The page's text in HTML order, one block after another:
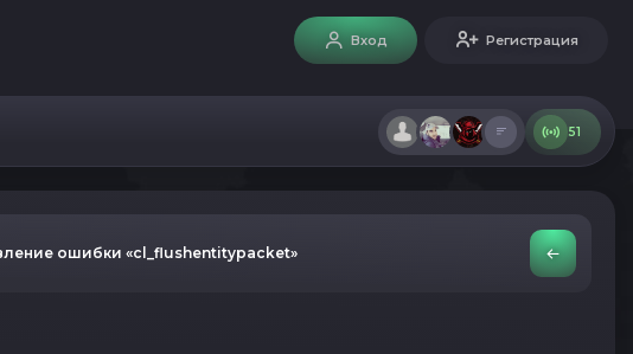
Вход Регистрация
51
ошибки «cl_flushentitypacket»